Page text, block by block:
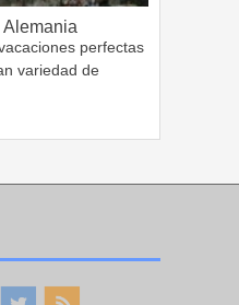
perfectas
variedad de